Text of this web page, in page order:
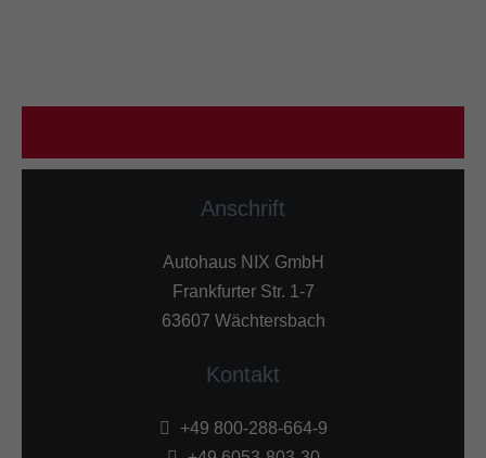
Anschrift
Autohaus NIX GmbH
Frankfurter Str. 1-7
63607 Wächtersbach
Kontakt
+49 800-288-664-9